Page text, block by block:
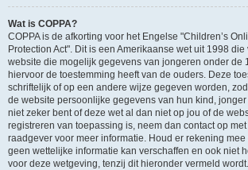
Wat is COPPA?
COPPA is de afkorting voor het Engelse "Children’s
Protection Act". Dit is een Amerikaanse wet uit 1998
website die mogelijk gegevens van jongeren onder de
hiervoor de toestemming heeft van de ouders. Deze
schriftelijk of op een andere wijze gegeven worden,
de website persoonlijke gegevens van hun kind,
niet zeker bent of deze wet al dan niet op jou of de
registreren van toepassing is, neem dan contact op
raadgever voor meer informatie. Houd er rekening
geen wettelijke informatie kan verschaffen en ook niet
voor deze wetgeving, tenzij dit hieronder vermeld wordt.